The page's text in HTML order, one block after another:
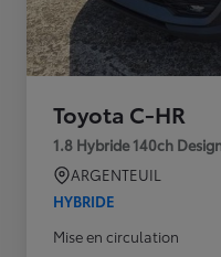
Toyota C-HR
1.8 Hybride 140ch
ARGENTEUIL
HYBRIDE
Mise en circulation